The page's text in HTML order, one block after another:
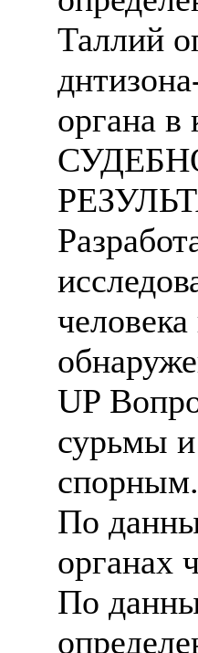
Таллий
органа
UP
сурьмы и
спорным.
По
органах
По